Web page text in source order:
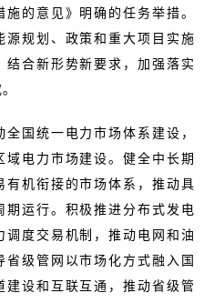
的意见》明确的任务举措。
源规划、政策和重大项目实施
合新形势新要求，加强落实
国统一电力市场体系建设，
电力市场建设。健全中长期
有机衔接的市场体系，推动具
期运行。积极推进分布式发电
度交易机制，推动电网和油
级管网以市场化方式融入国
建设和互联互通，推动省级管